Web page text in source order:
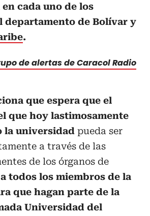
cada uno de los
departamento de Bolívar y
.
de alertas de Caracol Radio
que espera que el
que hoy lastimosamente
la universidad pueda ser
a través de las
de los órganos de
todos los miembros de la
que hagan parte de la
Universidad del